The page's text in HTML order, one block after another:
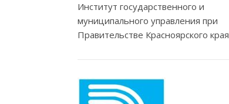
Институт государственного и
муниципального управления при
Правительстве Красноярского края